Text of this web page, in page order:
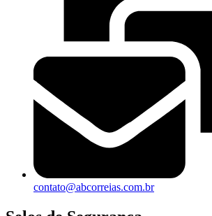
contato@abcorreias.com.br